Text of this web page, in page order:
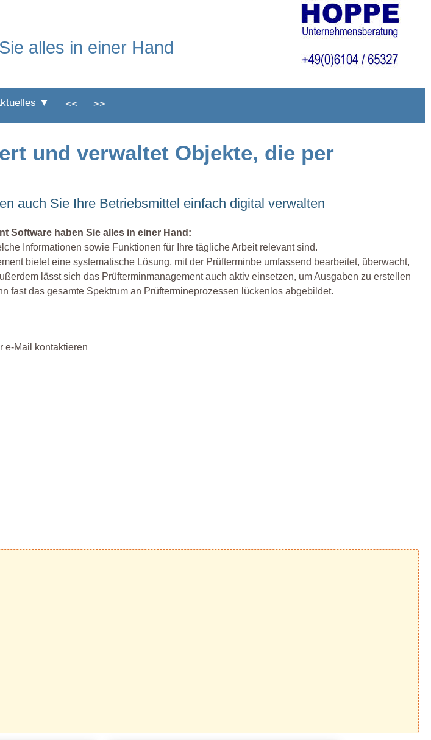
alles in einer Hand
▼ << >>
und verwaltet Objekte, die per
auch Sie Ihre Betriebsmittel einfach digital verwalten
Software haben Sie alles in einer Hand:
Informationen sowie Funktionen für Ihre tägliche Arbeit relevant sind.
bietet eine systematische Lösung, mit der Prüfterminbe umfassend bearbeitet, überwacht,
lässt sich das Prüfterminmanagement auch aktiv einsetzen, um Ausgaben zu erstellen
fast das gesamte Spektrum an Prüftermineprozessen lückenlos abgebildet.
e-Mail kontaktieren